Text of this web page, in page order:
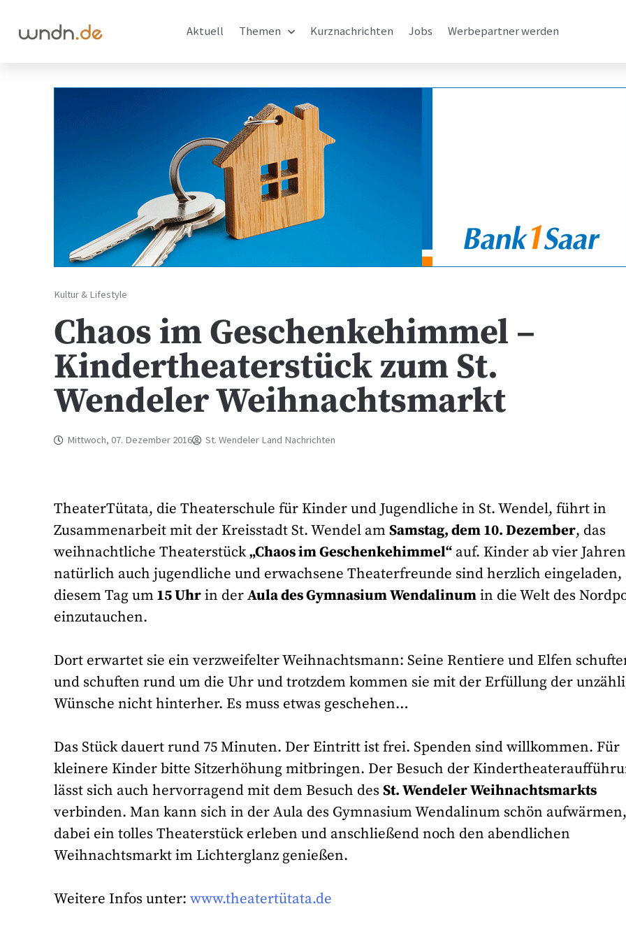
Aktuell Themen Kurznachrichten Jobs Werbepartner werden
Kultur & Lifestyle
Chaos im Geschenkehimmel –
Kindertheaterstück zum St.
Wendeler Weihnachtsmarkt
Mittwoch, 07. Dezember 2016 St. Wendeler Land Nachrichten
TheaterTütata, die Theaterschule für Kinder und Jugendliche in St. Wendel, führt in
Zusammenarbeit mit der Kreisstadt St. Wendel amSamstag, dem 10. Dezember, das
weihnachtliche Theaterstück„Chaos im Geschenkehimmel“ auf. Kinder ab vier
natürlich auch jugendliche und erwachsene Theaterfreunde sind herzlich eingeladen,
diesem Tag um15 Uhrin derAula des Gymnasium Wendalinumin die Welt des
einzutauchen.
Dort erwartet sie ein verzweifelter Weihnachtsmann: Seine Rentiere und Elfen
und schuften rund um die Uhr und trotzdem kommen sie mit der Erfüllung der
Wünsche nicht hinterher. Es muss etwas geschehen…
Das Stück dauert rund 75 Minuten. Der Eintritt ist frei. Spenden sind willkommen. Für
kleinere Kinder bitte Sitzerhöhung mitbringen. Der Besuch der
lässt sich auch hervorragend mit dem Besuch desSt. Wendeler Weihnachtsmarkts
verbinden. Man kann sich in der Aula des Gymnasium Wendalinum schön aufwärmen,
dabei ein tolles Theaterstück erleben und anschließend noch den abendlichen
Weihnachtsmarkt im Lichterglanz genießen.
Weitere Infos unter:www.theatertütata.de